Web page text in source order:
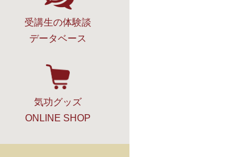
受講生の体験談
データベース
気功グッズ
ONLINE SHOP